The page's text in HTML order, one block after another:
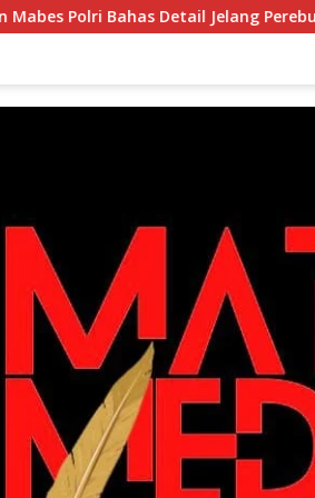
Bahas Detail Jelang Perebutan Sabuk